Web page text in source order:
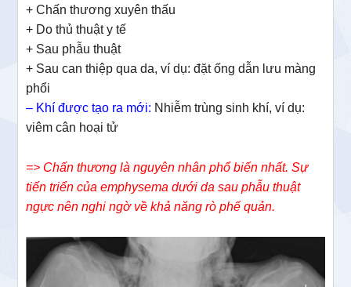
+ Chấn thương xuyên thấu
+ Do thủ thuật y tế
+ Sau phẫu thuật
+ Sau can thiệp qua da, ví dụ: đặt ống dẫn lưu màng
phổi
– Khí được tạo ra mới: Nhiễm trùng sinh khí, ví dụ:
viêm cân hoại tử
=> Chấn thương là nguyên nhân phổ biến nhất. Sự
tiến triển của emphysema dưới da sau phẫu thuật
ngực nên nghi ngờ về khả năng rò phế quản.